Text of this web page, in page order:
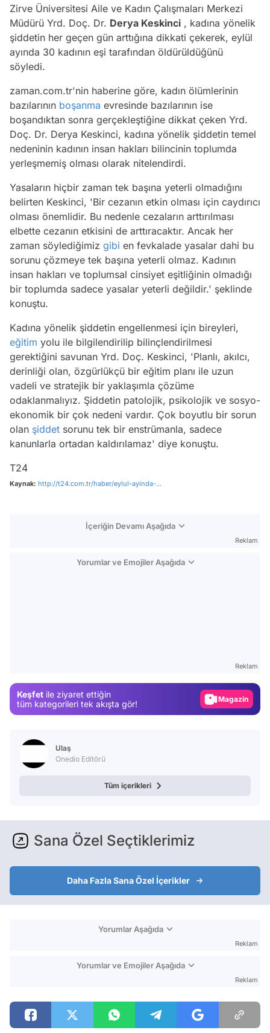
Zirve Üniversitesi Aile ve Kadın Çalışmaları Merkezi
Müdürü Yrd. Doç. Dr. Derya Keskinci , kadına yönelik
şiddetin her geçen gün arttığına dikkati çekerek, eylül
ayında 30 kadının eşi tarafından öldürüldüğünü
söyledi.
zaman.com.tr'nin haberine göre, kadın ölümlerinin
bazılarının boşanma evresinde bazılarının ise
boşandıktan sonra gerçekleştiğine dikkat çeken Yrd.
Doç. Dr. Derya Keskinci, kadına yönelik şiddetin temel
nedeninin kadının insan hakları bilincinin toplumda
yerleşmemiş olması olarak nitelendirdi.
Yasaların hiçbir zaman tek başına yeterli olmadığını
belirten Keskinci, 'Bir cezanın etkin olması için caydırıcı
olması önemlidir. Bu nedenle cezaların arttırılması
elbette cezanın etkisini de arttıracaktır. Ancak her
zaman söylediğimiz gibi en fevkalade yasalar dahi bu
sorunu çözmeye tek başına yeterli olmaz. Kadının
insan hakları ve toplumsal cinsiyet eşitliğinin olmadığı
bir toplumda sadece yasalar yeterli değildir.' şeklinde
konuştu.
Kadına yönelik şiddetin engellenmesi için bireyleri,
eğitim yolu ile bilgilendirilip bilinçlendirilmesi
gerektiğini savunan Yrd. Doç. Keskinci, 'Planlı, akılcı,
derinliği olan, özgürlükçü bir eğitim planı ile uzun
vadeli ve stratejik bir yaklaşımla çözüme
odaklanmalıyız. Şiddetin patolojik, psikolojik ve sosyo-
ekonomik bir çok nedeni vardır. Çok boyutlu bir sorun
olan şiddet sorunu tek bir enstrümanla, sadece
kanunlarla ortadan kaldırılamaz' diye konuştu.
T24
Kaynak: http://t24.com.tr/haber/eylul-ayinda-...
İçeriğin Devamı Aşağıda
Reklam
Yorumlar ve Emojiler Aşağıda
Reklam
Keşfet ile ziyaret ettiğin
tüm kategorileri tek akışta gör!
Magazin
Ulaş
Onedio Editörü
Tüm içerikleri
Sana Özel Seçtiklerimiz
Daha Fazla Sana Özel İçerikler
Yorumlar Aşağıda
Reklam
Yorumlar ve Emojiler Aşağıda
Reklam